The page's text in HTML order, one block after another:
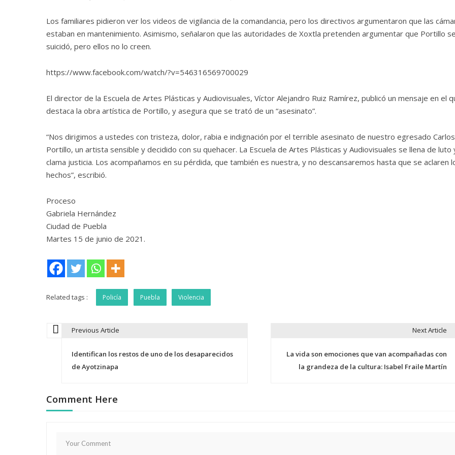
Los familiares pidieron ver los videos de vigilancia de la comandancia, pero los directivos argumentaron que las
estaban en mantenimiento. Asimismo, señalaron que las autoridades de Xoxtla pretenden argumentar que Portillo se
suicidó, pero ellos no lo creen.
https://www.facebook.com/watch/?v=546316569700029
El director de la Escuela de Artes Plásticas y Audiovisuales, Víctor Alejandro Ruiz Ramírez, publicó un mensaje en el
destaca la obra artística de Portillo, y asegura que se trató de un “asesinato”.
“Nos dirigimos a ustedes con tristeza, dolor, rabia e indignación por el terrible asesinato de nuestro egresado Carlos
Portillo, un artista sensible y decidido con su quehacer. La Escuela de Artes Plásticas y Audiovisuales se llena de luto
clama justicia. Los acompañamos en su pérdida, que también es nuestra, y no descansaremos hasta que se aclaren
hechos”, escribió.
Proceso
Gabriela Hernández
Ciudad de Puebla
Martes 15 de junio de 2021.
Related tags : Policía Puebla Violencia
v
e
Previous Article
Identifican los restos de uno de los desaparecidos
de Ayotzinapa
Next Article
La vida son emociones que van acompañadas con
la grandeza de la cultura: Isabel Fraile Martín
Comment Here